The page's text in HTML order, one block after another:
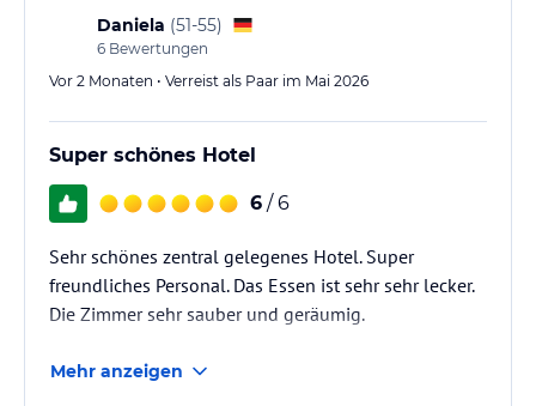
Daniela (51-55)
6 Bewertungen
Vor 2 Monaten • Verreist als Paar im Mai 2026
Super schönes Hotel
6 / 6
Sehr schönes zentral gelegenes Hotel. Super
freundliches Personal. Das Essen ist sehr sehr lecker.
Die Zimmer sehr sauber und geräumig.
Mehr anzeigen